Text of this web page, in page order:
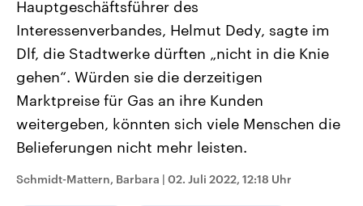
Sachsen-Anhalt wählt am 6.
September 2026 einen neuen
Landtag. Seit 2021 wird das
Bundesland von einer Koalition aus
Umfragen, Prognosen,
Wahlprogramme, aktuelle Berichte
und Hintergründe zu den Parteien
und Kandidaten der anstehenden
Wahl.
gehören die Vereinigten
den mächtigsten Ländern
mit großem Einfluss auf
Sendungen Programm Podcasts
Audio-Archiv
Hauptgeschäftsführer des
Interessenverbandes, Helmut Dedy, sagte im
Dlf, die Stadtwerke dürften „nicht in die Knie
gehen“. Würden sie die derzeitigen
Marktpreise für Gas an ihre Kunden
weitergeben, könnten sich viele Menschen die
Belieferungen nicht mehr leisten.
Schmidt-Mattern, Barbara | 02. Juli 2022, 12:18 Uhr